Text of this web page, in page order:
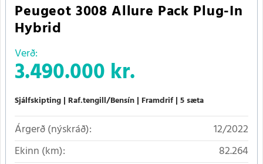
Peugeot 3008 Allure Pack Plug-In
Hybrid
Verð:
3.490.000 kr.
Sjálfskipting Raf.tengill/Bensín Framdrif 5 sæta
Árgerð (nýskráð):
12/2022
Ekinn (km):
82.264